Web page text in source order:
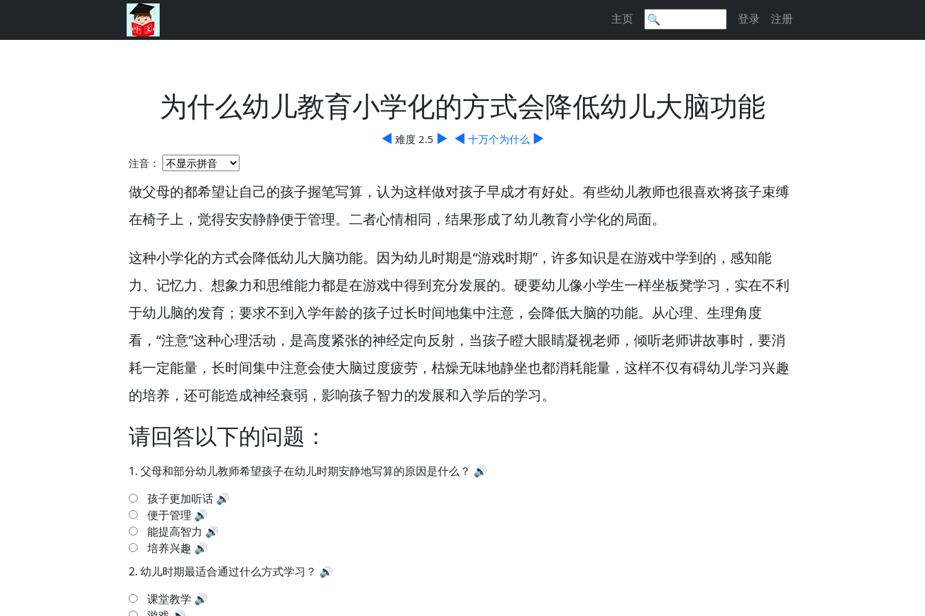
主页 登录 注册
为什么幼儿教育小学化的方式会降低幼儿大脑功能
◀ 难度 2.5 ▶ ◀ 十万个为什么 ▶
注音：
做父母的都希望让自己的孩子握笔写算， 认为这样做对孩子早成才有好处。 有些幼儿教师也很喜欢将孩子束缚
在椅子上， 觉得安安静静便于管理。 二者心情相同， 结果形成了幼儿教育小学化的局面。
这种小学化的方式会降低幼儿大脑功能。 因为幼儿时期是“游戏时期”， 许多知识是在游戏中学到的， 感知能
力、记忆力、想象力和思维能力都是在游戏中得到充分发展的。 硬要幼儿像小学生一样坐板凳学习， 实在不利
于幼儿脑的发育；要求不到入学年龄的孩子过长时间地集中注意， 会降低大脑的功能。 从心理、生理角度
看， “注意”这种心理活动， 是高度紧张的神经定向反射， 当孩子瞪大眼睛凝视老师， 倾听老师讲故事时， 要消
耗一定能量， 长时间集中注意会使大脑过度疲劳， 枯燥无味地静坐也都消耗能量， 这样不仅有碍幼儿学习兴趣
的培养， 还可能造成神经衰弱， 影响孩子智力的发展和入学后的学习。
请回答以下的问题：
1. 父母和部分幼儿教师希望孩子在幼儿时期安静地写算的原因是什么？ 🔊
孩子更加听话 🔊
便于管理 🔊
能提高智力 🔊
培养兴趣 🔊
2. 幼儿时期最适合通过什么方式学习？ 🔊
课堂教学 🔊